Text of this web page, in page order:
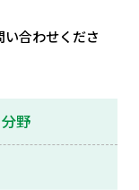
合わせくださ
分野